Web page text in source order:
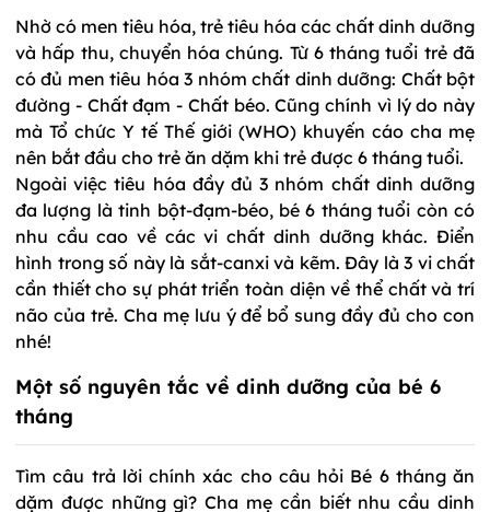
Nhờ có men tiêu hóa, trẻ tiêu hóa các chất dinh dưỡng
và hấp thu, chuyển hóa chúng. Từ 6 tháng tuổi trẻ đã
có đủ men tiêu hóa 3 nhóm chất dinh dưỡng: Chất bột
đường - Chất đạm - Chất béo. Cũng chính vì lý do này
mà Tổ chức Y tế Thế giới (WHO) khuyến cáo cha mẹ
nên bắt đầu cho trẻ ăn dặm khi trẻ được 6 tháng tuổi.
Ngoài việc tiêu hóa đầy đủ 3 nhóm chất dinh dưỡng
đa lượng là tinh bột-đạm-béo, bé 6 tháng tuổi còn có
nhu cầu cao về các vi chất dinh dưỡng khác. Điển
hình trong số này là sắt-canxi và kẽm. Đây là 3 vi chất
cần thiết cho sự phát triển toàn diện về thể chất và trí
não của trẻ. Cha mẹ lưu ý để bổ sung đầy đủ cho con
nhé!
Một số nguyên tắc về dinh dưỡng của bé 6
tháng
Tìm câu trả lời chính xác cho câu hỏi Bé 6 tháng ăn
dặm được những gì? Cha mẹ cần biết nhu cầu dinh